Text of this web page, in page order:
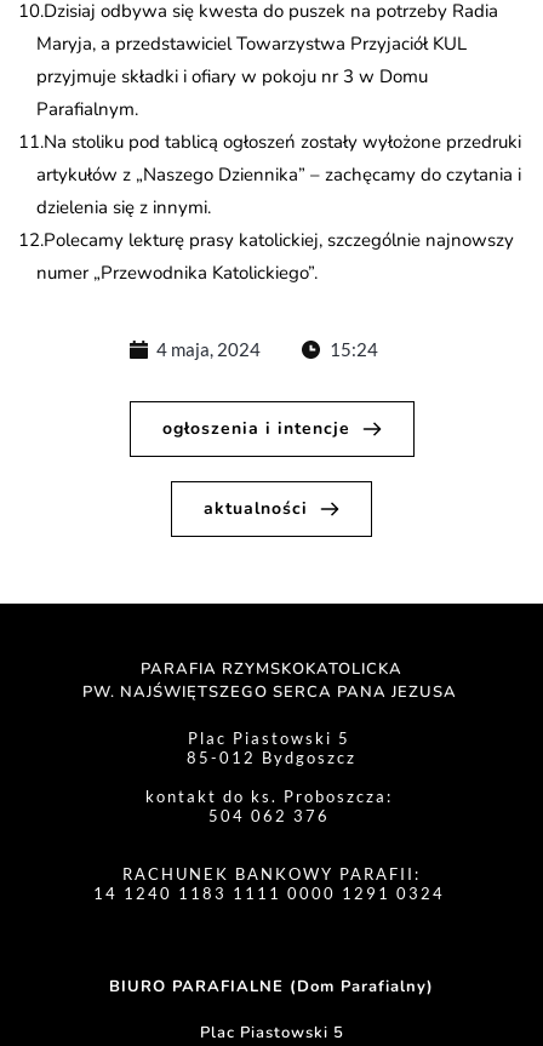
Dzisiaj odbywa się kwesta do puszek na potrzeby Radia
Maryja, a przedstawiciel Towarzystwa Przyjaciół KUL
przyjmuje składki i ofiary w pokoju nr 3 w Domu
Parafialnym.
Na stoliku pod tablicą ogłoszeń zostały wyłożone przedruki
artykułów z „Naszego Dziennika” – zachęcamy do czytania i
dzielenia się z innymi.
Polecamy lekturę prasy katolickiej, szczególnie najnowszy
numer „Przewodnika Katolickiego”.
4 maja, 2024 15:24
ogłoszenia i intencje
aktualności
PARAFIA RZYMSKOKATOLICKA
PW. NAJŚWIĘTSZEGO SERCA PANA JEZUSA
Plac Piastowski 5
85-012 Bydgoszcz
kontakt do ks. Proboszcza:
504 062 376
RACHUNEK BANKOWY PARAFII:
14 1240 1183 1111 0000 1291 0324
BIURO PARAFIALNE (Dom Parafialny)
Plac Piastowski 5